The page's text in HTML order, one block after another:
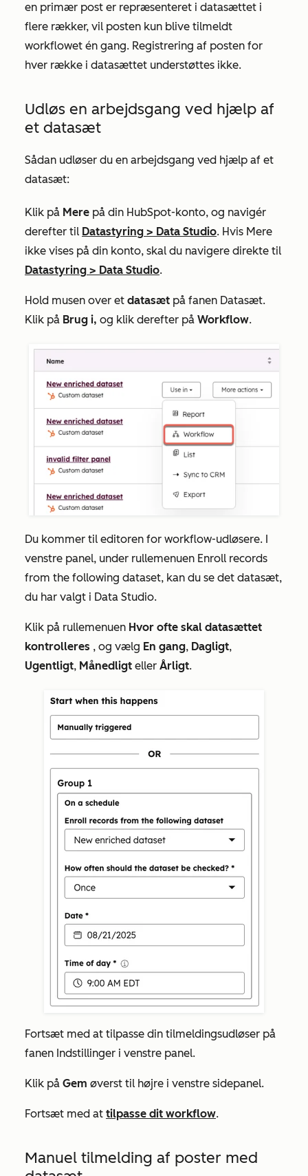
en primær post er repræsenteret i datasættet i
flere rækker, vil posten kun blive tilmeldt
workflowet én gang. Registrering af posten for
hver række i datasættet understøttes ikke.
Udløs en arbejdsgang ved hjælp af
et datasæt
Sådan udløser du en arbejdsgang ved hjælp af et
datasæt:
Klik på Mere på din HubSpot-konto, og navigér
derefter til Datastyring > Data Studio. Hvis Mere
ikke vises på din konto, skal du navigere direkte til
Datastyring > Data Studio.
Hold musen over et datasæt på fanen Datasæt.
Klik på Brug i, og klik derefter på Workflow.
Du kommer til editoren for workflow-udløsere. I
venstre panel, under rullemenuen Enroll records
from the following dataset, kan du se det datasæt,
du har valgt i Data Studio.
Klik på rullemenuen Hvor ofte skal datasættet
kontrolleres , og vælg En gang, Dagligt,
Ugentligt, Månedligt eller Årligt.
Fortsæt med at tilpasse din tilmeldingsudløser på
fanen Indstillinger i venstre panel.
Klik på Gem øverst til højre i venstre sidepanel.
Fortsæt med at tilpasse dit workflow.
Manuel tilmelding af poster med